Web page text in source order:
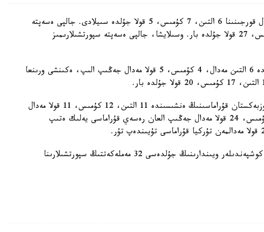
ناقتىراق ايتساق، بۇگىن وتانداستارىمىز ەل قورجىنىنا 6 التىن، 7 كۇمىس، 5 قولا جۇلدە سىيلادى. جالپى ەسەپتە
قازاقستان قورجىنىندا 32 التىن، 24 كۇمىس، 27 قولا جۇلدە بار. وسىلايشا، جالپى ەسەپتە سپورتشىلارىمىز
ال بۇگىن قىرعىزستان قۇراماسى ءبىر كۇندە 6 التىن مەدال، 4 كۇمىس، 5 قولا مەدال جەڭىپ الىپ، ەكىنشى ورىنعا
ال ۇزدىك ءۇشىنشى ورىندا كەلە جاتقان وزبەكستان قۇراماسىنىڭ ەنشىسىندە 11 التىن، 12 كۇمىس، 11 قولا مەدال
بولسا، ءتورتىنشى ورىنعا 11 التىن، 10 كۇمىس، 24 قولا مەدال جەڭىپ العان رەسەي قۇراماسى يەلىك ەتىپ
بۇگىنگە دەيىن جالپى 5- دۇنيەجۇزىلىك كوشپەندىلەر ويىندارىنىڭ جۇلدەسى 32 مەملەكەتتىڭ سپورتشىلارىنا